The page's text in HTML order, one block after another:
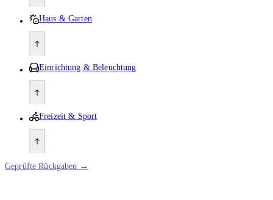
Haus & Garten
Einrichtung & Beleuchtung
Freizeit & Sport
Geprüfte Rückgaben →